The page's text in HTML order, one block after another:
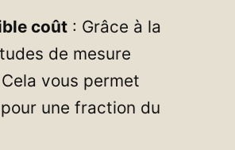
coût: Grâce à la
de mesure
vous permet
une fraction du